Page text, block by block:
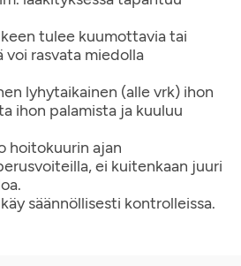
tulee kuumottavia tai
voi rasvata miedolla
lyhytaikainen (alle vrk) ihon
ihon palamista ja kuuluu
hoitokuurin ajan
ei kuitenkaan juuri
säännöllisesti kontrolleissa.